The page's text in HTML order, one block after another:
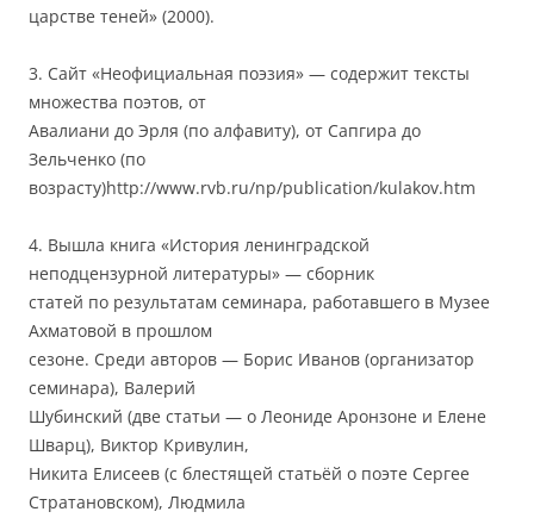
царстве теней» (2000).
3. Сайт «Неофициальная поэзия» — содержит тексты
множества поэтов, от
Авалиани до Эрля (по алфавиту), от Сапгира до
Зельченко (по
возрасту)http://www.rvb.ru/np/publication/kulakov.htm
4. Вышла книга «История ленинградской
неподцензурной литературы» — сборник
статей по результатам семинара, работавшего в Музее
Ахматовой в прошлом
сезоне. Среди авторов — Борис Иванов (организатор
семинара), Валерий
Шубинский (две статьи — о Леониде Аронзоне и Елене
Шварц), Виктор Кривулин,
Никита Елисеев (с блестящей статьёй о поэте Сергее
Стратановском), Людмила